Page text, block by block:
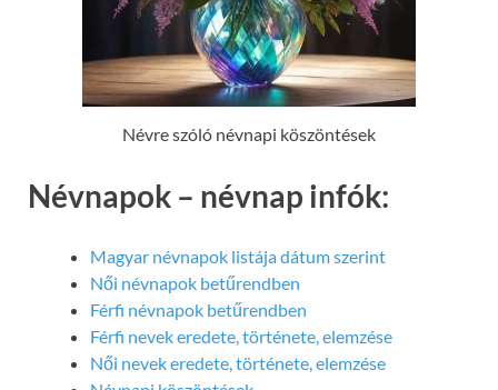
Névre szóló névnapi köszöntések
Névnapok – névnap infók:
Magyar névnapok listája dátum szerint
Női névnapok betűrendben
Férfi névnapok betűrendben
Férfi nevek eredete, története, elemzése
Női nevek eredete, története, elemzése